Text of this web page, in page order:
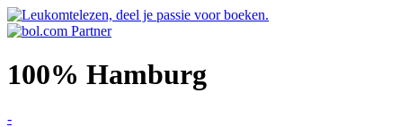
100% Hamburg
-